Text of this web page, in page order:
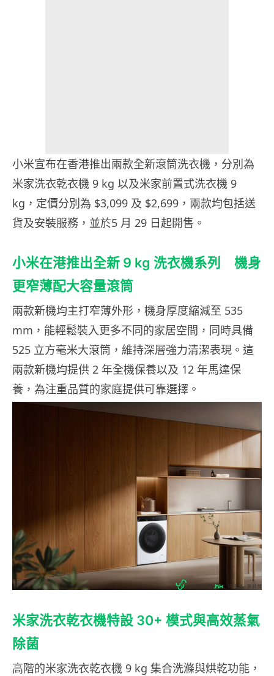
小米宣布在香港推出兩款全新滾筒洗衣機，分別為
米家洗衣乾衣機 9 kg 以及米家前置式洗衣機 9
kg，定價分別為 $3,099 及 $2,699，兩款均包括送
貨及安裝服務，並於5 月 29 日起開售。
小米在港推出全新 9 kg 洗衣機系列 機身
更窄薄配大容量滾筒
兩款新機均主打窄薄外形，機身厚度縮減至 535
mm，能輕鬆裝入更多不同的家居空間，同時具備
525 立方毫米大滾筒，維持深層強力清潔表現。這
兩款新機均提供 2 年全機保養以及 12 年馬達保
養，為注重品質的家庭提供可靠選擇。
米家洗衣乾衣機特設 30+ 模式與高效蒸氣
除菌
高階的米家洗衣乾衣機 9 kg 集合洗滌與烘乾功能，